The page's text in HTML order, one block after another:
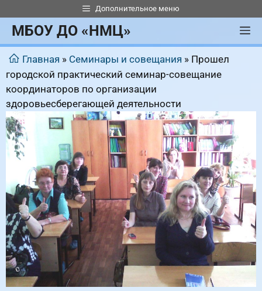
к
содержимому
Дополнительное меню
МБОУ ДО «НМЦ»
Главная » Семинары и совещания » Прошел
городской практический семинар-совещание
координаторов по организации
здоровьесберегающей деятельности